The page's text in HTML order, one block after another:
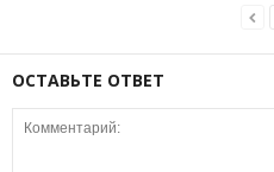
ОСТАВЬТЕ ОТВЕТ